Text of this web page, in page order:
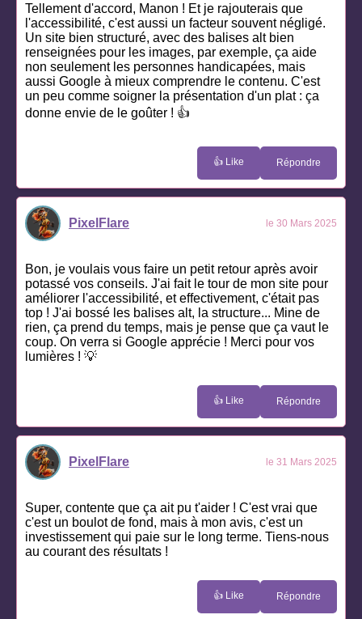
Tellement d'accord, Manon ! Et je rajouterais que
l'accessibilité, c'est aussi un facteur souvent négligé.
Un site bien structuré, avec des balises alt bien
renseignées pour les images, par exemple, ça aide
non seulement les personnes handicapées, mais
aussi Google à mieux comprendre le contenu. C'est
un peu comme soigner la présentation d'un plat : ça
donne envie de le goûter ! 👍
👍 Like Répondre
PixelFlare le 30 Mars 2025
Bon, je voulais vous faire un petit retour après avoir
potassé vos conseils. J'ai fait le tour de mon site pour
améliorer l'accessibilité, et effectivement, c'était pas
top ! J'ai bossé les balises alt, la structure... Mine de
rien, ça prend du temps, mais je pense que ça vaut le
coup. On verra si Google apprécie ! Merci pour vos
lumières ! 💡
👍 Like Répondre
PixelFlare le 31 Mars 2025
Super, contente que ça ait pu t'aider ! C'est vrai que
c'est un boulot de fond, mais à mon avis, c'est un
investissement qui paie sur le long terme. Tiens-nous
au courant des résultats !
👍 Like Répondre